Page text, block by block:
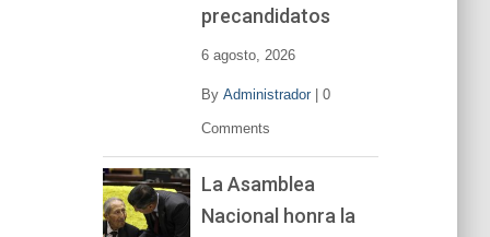
precandidatos
6 agosto, 2026
By Administrador| 0
Comments
La Asamblea
Nacional honra la